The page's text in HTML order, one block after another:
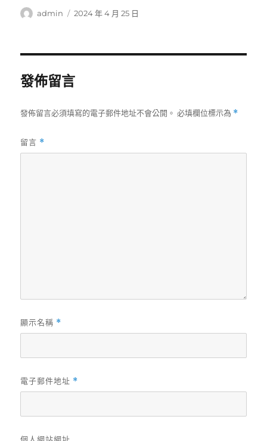
作
admin
發
2024 年 4 月 25 日
發佈留言
發佈留言必須填寫的電子郵件地址不會公開。 必填欄位標示為 *
留言 *
顯示名稱 *
電子郵件地址 *